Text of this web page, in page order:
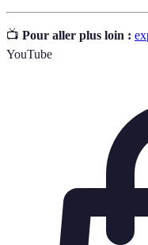
📺 Pour aller plus loin :
YouTube